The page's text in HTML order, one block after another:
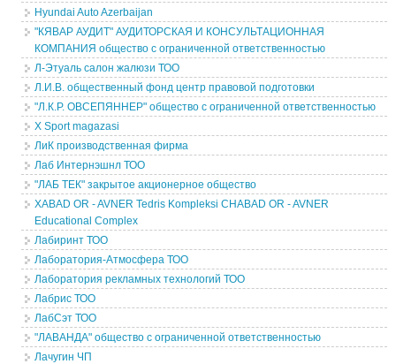
Hyundai Auto Azerbaijan
"КЯВАР АУДИТ" АУДИТОРСКАЯ И КОНСУЛЬТАЦИОННАЯ
КОМПАНИЯ общество с ограниченной ответственностью
Л-Этуаль салон жалюзи ТОО
Л.И.В. общественный фонд центр правовой подготовки
"Л.К.Р. ОВСЕПЯННЕР" общество с ограниченной ответственностью
X Sport magazasi
ЛиК производственная фирма
Лаб Интернэшнл ТОО
"ЛАБ ТЕК" закрытое акционерное общество
XABAD OR - AVNER Tedris Kompleksi CHABAD OR - AVNER
Educational Complex
Лабиринт ТОО
Лаборатория-Атмосфера ТОО
Лаборатория рекламных технологий ТОО
Лабрис ТОО
ЛабСэт ТОО
"ЛАВАНДА" общество с ограниченной ответственностью
Лачугин ЧП